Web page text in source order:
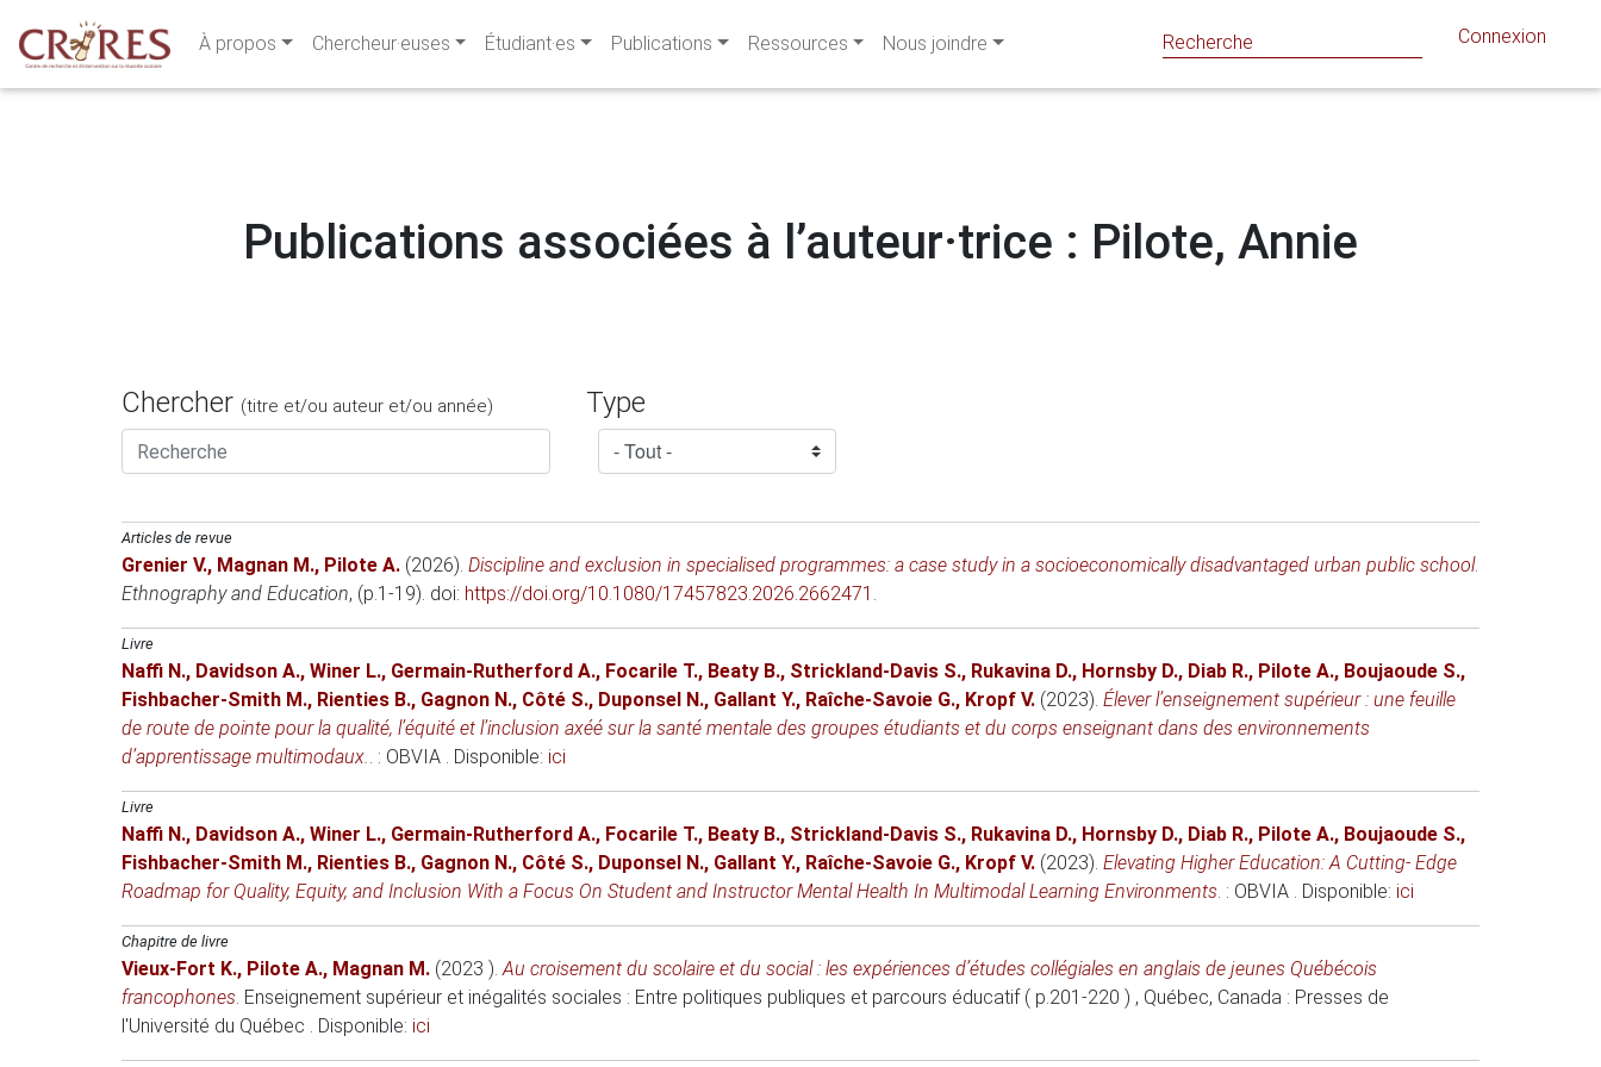
À propos Chercheur·euses Étudiant·es Publications Ressources Nous joindre Connexion
Publications associées à l’auteur·trice : Pilote, Annie
Chercher (titre et/ou auteur et/ou année) Type
Articles de revue
Grenier V., Magnan M., Pilote A. (2026). Discipline and exclusion in specialised programmes: a case study in a socioeconomically disadvantaged urban public school.
Ethnography and Education, (p.1-19). doi: https://doi.org/10.1080/17457823.2026.2662471 .
Livre
Naffi N., Davidson A., Winer L., Germain-Rutherford A., Focarile T., Beaty B., Strickland-Davis S., Rukavina D., Hornsby D., Diab R., Pilote A., Boujaoude S.,
Fishbacher-Smith M., Rienties B., Gagnon N., Côté S., Duponsel N., Gallant Y., Raîche-Savoie G., Kropf V. (2023). Élever l’enseignement supérieur : une feuille
de route de pointe pour la qualité, l’équité et l’inclusion axéé sur la santé mentale des groupes étudiants et du corps enseignant dans des environnements
d’apprentissage multimodaux.. : OBVIA . Disponible: ici
Livre
Naffi N., Davidson A., Winer L., Germain-Rutherford A., Focarile T., Beaty B., Strickland-Davis S., Rukavina D., Hornsby D., Diab R., Pilote A., Boujaoude S.,
Fishbacher-Smith M., Rienties B., Gagnon N., Côté S., Duponsel N., Gallant Y., Raîche-Savoie G., Kropf V. (2023). Elevating Higher Education: A Cutting- Edge
Roadmap for Quality, Equity, and Inclusion With a Focus On Student and Instructor Mental Health In Multimodal Learning Environments. : OBVIA . Disponible: ici
Chapitre de livre
Vieux-Fort K., Pilote A., Magnan M. (2023 ).Au croisement du scolaire et du social : les expériences d’études collégiales en anglais de jeunes Québécois
francophones. Enseignement supérieur et inégalités sociales : Entre politiques publiques et parcours éducatif ( p.201-220 ) , Québec, Canada : Presses de
l'Université du Québec . Disponible: ici